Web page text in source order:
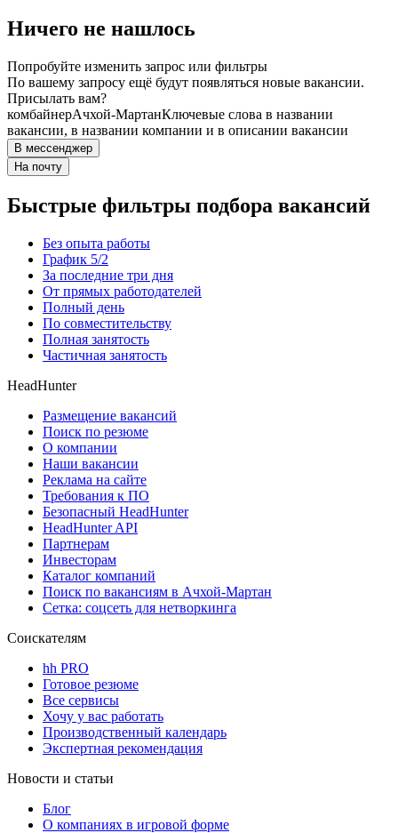
Ничего не нашлось
Попробуйте изменить запрос или фильтры
По вашему запросу ещё будут появляться новые вакансии.
Присылать вам?
комбайнерАчхой-МартанКлючевые слова в названии
вакансии, в названии компании и в описании вакансии
В мессенджер
На почту
Быстрые фильтры подбора вакансий
Без опыта работы
График 5/2
За последние три дня
От прямых работодателей
Полный день
По совместительству
Полная занятость
Частичная занятость
HeadHunter
Размещение вакансий
Поиск по резюме
О компании
Наши вакансии
Реклама на сайте
Требования к ПО
Безопасный HeadHunter
HeadHunter API
Партнерам
Инвесторам
Каталог компаний
Поиск по вакансиям в Ачхой-Мартан
Сетка: соцсеть для нетворкинга
Соискателям
hh PRO
Готовое резюме
Все сервисы
Хочу у вас работать
Производственный календарь
Экспертная рекомендация
Новости и статьи
Блог
О компаниях в игровой форме